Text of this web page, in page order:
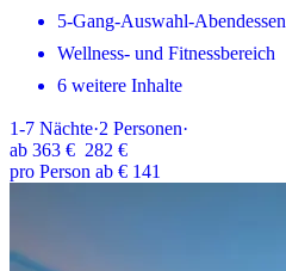
5-Gang-Auswahl-Abendessen
Wellness- und Fitnessbereich
6 weitere Inhalte
1-7 Nächte·2 Personen·
ab 363 € 282 €
pro Person ab € 141